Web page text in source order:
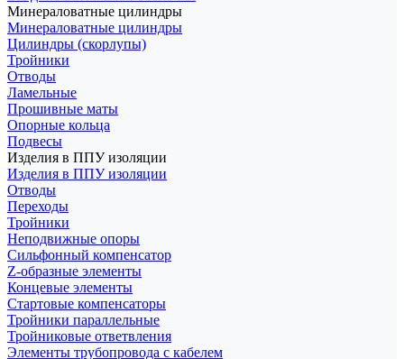
Минераловатные цилиндры
Минераловатные цилиндры
Цилиндры (скорлупы)
Тройники
Отводы
Ламельные
Прошивные маты
Опорные кольца
Подвесы
Изделия в ППУ изоляции
Изделия в ППУ изоляции
Отводы
Переходы
Тройники
Неподвижные опоры
Cильфонный компенсатор
Z-образные элементы
Концевые элементы
Стартовые компенсаторы
Тройники параллельные
Тройниковые ответвления
Элементы трубопровода с кабелем